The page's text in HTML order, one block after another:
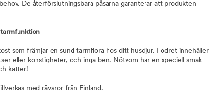
De återförslutningsbara påsarna garanterar att produkten
tarmfunktion
som främjar en sund tarmflora hos ditt husdjur. Fodret innehåller
eller konstigheter, och inga ben. Nötvom har en speciell smak
katter!
med råvaror från Finland.